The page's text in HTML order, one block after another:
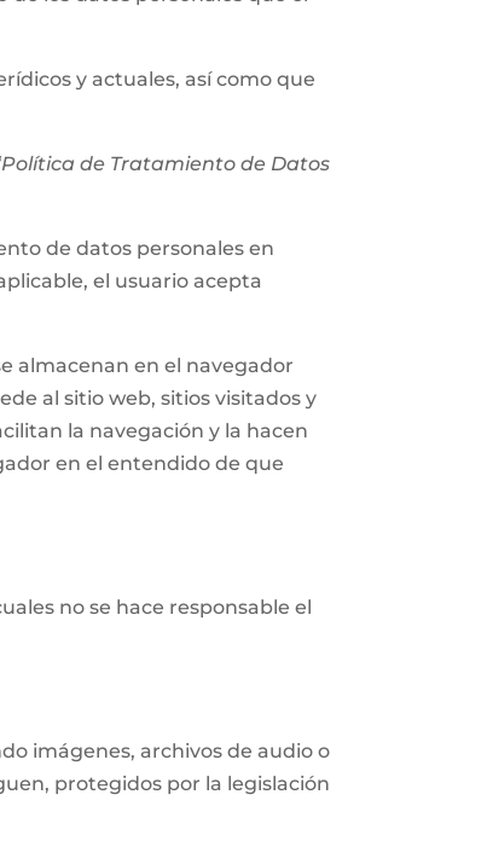
y actuales, así como que
de Tratamiento de Datos
de datos personales en
el usuario acepta
almacenan en el navegador
al sitio web, sitios visitados y
la navegación y la hacen
en el entendido de que
no se hace responsable el
imágenes, archivos de audio o
protegidos por la legislación